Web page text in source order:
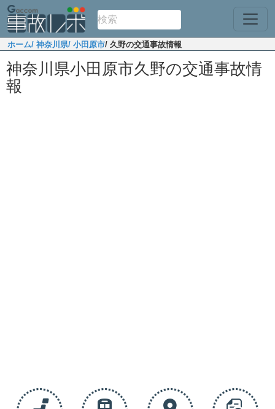
ホーム/ 神奈川県/ 小田原市/ 久野の交通事故情報
神奈川県小田原市久野の交通事故情
報